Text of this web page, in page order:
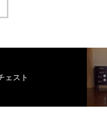
ェスト